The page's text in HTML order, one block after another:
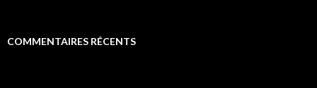
COMMENTAIRES RÉCENTS